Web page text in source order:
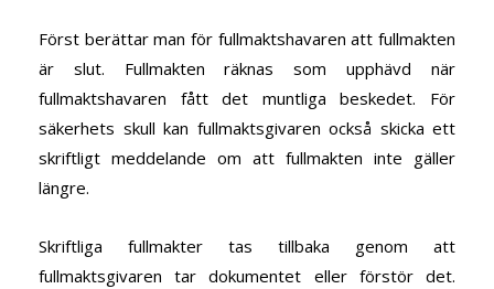
Först berättar man för fullmaktshavaren att fullmakten
är slut. Fullmakten räknas som upphävd när
fullmaktshavaren fått det muntliga beskedet. För
säkerhets skull kan fullmaktsgivaren också skicka ett
skriftligt meddelande om att fullmakten inte gäller
längre.
Skriftliga fullmakter tas tillbaka genom att
fullmaktsgivaren tar dokumentet eller förstör det.